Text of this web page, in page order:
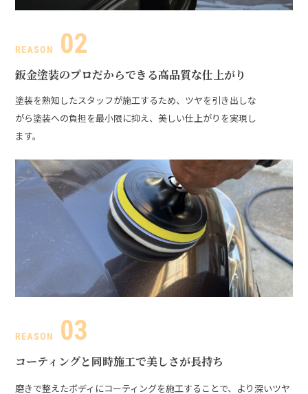
鈑金塗装のプロだからできる高品質な仕上がり
塗装を熟知したスタッフが施工するため、ツヤを引き出しな
がら塗装への負担を最小限に抑え、美しい仕上がりを実現し
ます。
コーティングと同時施工で美しさが長持ち
磨きで整えたボディにコーティングを施工することで、より深いツヤ